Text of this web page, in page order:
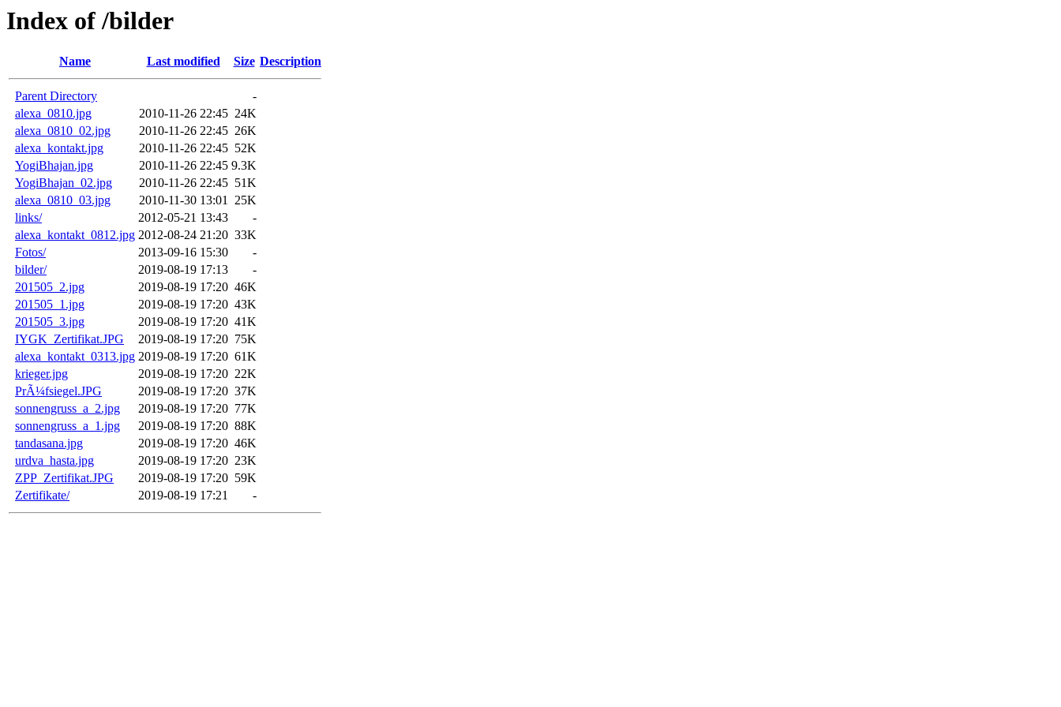
Index of /bilder
Name Last modified Size Description
Parent Directory
-
alexa_0810.jpg
2010-11-26 22:45 24K
alexa_0810_02.jpg
2010-11-26 22:45 26K
alexa_kontakt.jpg
2010-11-26 22:45 52K
YogiBhajan.jpg
2010-11-26 22:45 9.3K
YogiBhajan_02.jpg
2010-11-26 22:45 51K
alexa_0810_03.jpg
2010-11-30 13:01 25K
links/
2012-05-21 13:43
-
alexa_kontakt_0812.jpg 2012-08-24 21:20 33K
Fotos/
2013-09-16 15:30
-
bilder/
2019-08-19 17:13
-
201505_2.jpg
2019-08-19 17:20 46K
201505_1.jpg
2019-08-19 17:20 43K
201505_3.jpg
2019-08-19 17:20 41K
IYGK_Zertifikat.JPG
2019-08-19 17:20 75K
alexa_kontakt_0313.jpg 2019-08-19 17:20 61K
krieger.jpg
2019-08-19 17:20 22K
PrÃ¼fsiegel.JPG
2019-08-19 17:20 37K
sonnengruss_a_2.jpg
2019-08-19 17:20 77K
sonnengruss_a_1.jpg
2019-08-19 17:20 88K
tandasana.jpg
2019-08-19 17:20 46K
urdva_hasta.jpg
2019-08-19 17:20 23K
ZPP_Zertifikat.JPG
2019-08-19 17:20 59K
Zertifikate/
2019-08-19 17:21 -